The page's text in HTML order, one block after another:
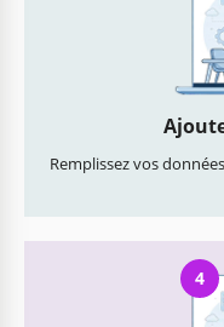
Remplissez vos
4